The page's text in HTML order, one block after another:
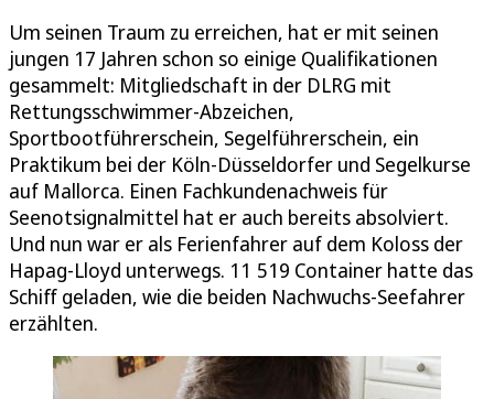
Um seinen Traum zu erreichen, hat er mit seinen
jungen 17 Jahren schon so einige Qualifikationen
gesammelt: Mitgliedschaft in der DLRG mit
Rettungsschwimmer-Abzeichen,
Sportbootführerschein, Segelführerschein, ein
Praktikum bei der Köln-Düsseldorfer und Segelkurse
auf Mallorca. Einen Fachkundenachweis für
Seenotsignalmittel hat er auch bereits absolviert.
Und nun war er als Ferienfahrer auf dem Koloss der
Hapag-Lloyd unterwegs. 11 519 Container hatte das
Schiff geladen, wie die beiden Nachwuchs-Seefahrer
erzählten.